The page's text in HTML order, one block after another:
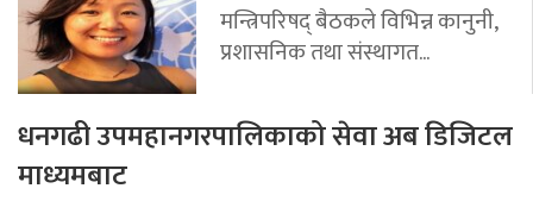
मन्त्रिपरिषद् बैठकले विभिन्न कानुनी,
प्रशासनिक तथा संस्थागत...
धनगढी उपमहानगरपालिकाको सेवा अब डिजिटल
माध्यमबाट